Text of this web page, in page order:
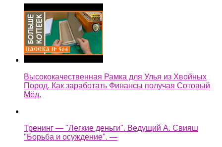
Высококачественная Рамка для Улья из Хвойных
Пород. Как заработать Финансы получая Сотовый
Мёд.
Тренинг — "Легкие деньги". Ведущий А. Свияш
"Борьба и осуждение". —